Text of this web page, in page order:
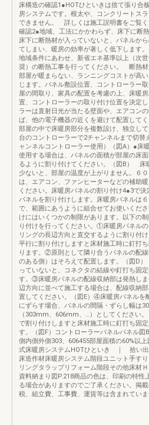
床構造の確認1●HOTひといきは捨て張り合
房システムです。根太や、コンクリートス
できません。 詳しくは施工説明書をご覧
確認2●地域、工法にかかわらず、床下に断
床下に断熱材が入っていないと、パネルか
てしまい、暖房の効率が著しく低下します
地域条件にあわせ、新省エネ基準以上（次
奨）の断熱工事を行ってください。 断熱材
部屋が暖まらない、ランニングコストが高
じます。パネル敷設位置、コントローラー
屋の間取り、家具の配置を考慮の上、床暖
置、コントローラーの取り付け位置を決定
ラーは直射日光が当たる壁面や、エアコン
ば、他の電子機器の近くを避けて配置して
部屋の中で床暖房部分を複数設け、独立し
台のコントローラーで2チャンネルまで切替
ャンネルコントローラー使用）（図A）●床
使用する場合は、パネルの面積が部屋の床
るように割り付けてください。（図B） 床
少ないと、部屋の温度が上がりません。６
は、エアコン、ファンヒーターなどの補助
ください。床暖房パネルの割り付け4●3で
パネルを割り付けします。床暖房パネルは
で、範囲にあうように組合せてお使いくだ
けにはいくつかの制限があります。以下の
り付けを行ってください。①床暖房パネル
リングの長辺方向と直交するように割り付
平行に割り付けしますと床材施工時に釘打
ります。②原則として隣り合うパネルの配
のある側）はそろえて配置します。（図D
っていないと、コネクタの結線や釘打ち固
す。③床暖房パネルの配線収納部は発熱し
辺方向に並べて施工する場合は、配線収納
置してください。（図E）④床暖房パネルを
にずらす場合、パネルの間隔・ずらし幅は
（303mm、606mm、…）としてください
で割り付けしますと床材施工時に釘打ち固
す。（図F）コントローラーパネルパネル図
側内側外側303、606455部屋面積の60%以
式床暖房システムHOTひといき ｜ 拾い出
床造作材床暖房システム階段ユニット手す
リングタラップリフォーム階段その他床材
資料納まり図P.218商品の色は、印刷の特性
る場合がありますのでご了承ください。掲
税、組立費、工事費、運賃等は含まれていま